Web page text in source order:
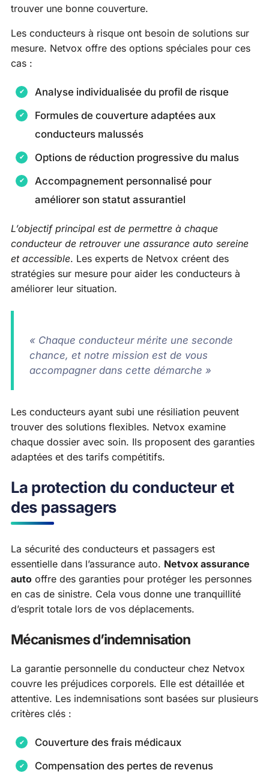
trouver une bonne couverture.
Les conducteurs à risque ont besoin de solutions sur
mesure. Netvox offre des options spéciales pour ces
cas :
Analyse individualisée du profil de risque
Formules de couverture adaptées aux
conducteurs malussés
Options de réduction progressive du malus
Accompagnement personnalisé pour
améliorer son statut assurantiel
L’objectif principal est de permettre à chaque
conducteur de retrouver une assurance auto sereine
et accessible. Les experts de Netvox créent des
stratégies sur mesure pour aider les conducteurs à
améliorer leur situation.
« Chaque conducteur mérite une seconde
chance, et notre mission est de vous
accompagner dans cette démarche »
Les conducteurs ayant subi une résiliation peuvent
trouver des solutions flexibles. Netvox examine
chaque dossier avec soin. Ils proposent des garanties
adaptées et des tarifs compétitifs.
La protection du conducteur et
des passagers
La sécurité des conducteurs et passagers est
essentielle dans l’assurance auto. Netvox assurance
auto offre des garanties pour protéger les personnes
en cas de sinistre. Cela vous donne une tranquillité
d’esprit totale lors de vos déplacements.
Mécanismes d’indemnisation
La garantie personnelle du conducteur chez Netvox
couvre les préjudices corporels. Elle est détaillée et
attentive. Les indemnisations sont basées sur plusieurs
critères clés :
Couverture des frais médicaux
Compensation des pertes de revenus